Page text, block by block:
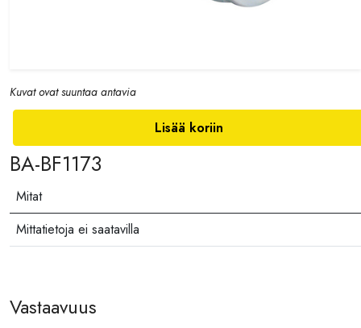
Kuvat ovat suuntaa antavia
Lisää koriin
BA-BF1173
Mitat
Mittatietoja ei saatavilla
Vastaavuus